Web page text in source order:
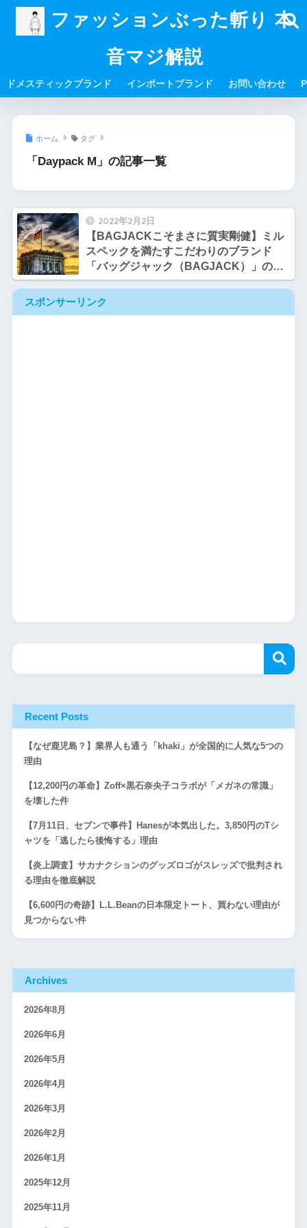
ファッションぶった斬り 本
音マジ解説
ドメスティックブランド インポートブランド お問い合わせ
ホーム タグ
「Daypack M」の記事一覧
2022年2月2日
【BAGJACKこそまさに質実剛健】ミル
スペックを満たすこだわりのブランド
「バッグジャック（BAGJACK）」の特
徴とオススメモデルを知っていますか？
スポンサーリンク
Recent Posts
【なぜ鹿児島？】業界人も通う「khaki」が全国的に人気な5つの
理由
【12,200円の革命】Zoff×黒石奈央子コラボが「メガネの常識」
を壊した件
【7月11日、セブンで事件】Hanesが本気出した。3,850円のTシ
ャツを「逃したら後悔する」理由
【炎上調査】サカナクションのグッズロゴがスレッズで批判され
る理由を徹底解説
【6,600円の奇跡】L.L.Beanの日本限定トート、買わない理由が
見つからない件
Archives
2026年8月
2026年6月
2026年5月
2026年4月
2026年3月
2026年2月
2026年1月
2025年12月
2025年11月